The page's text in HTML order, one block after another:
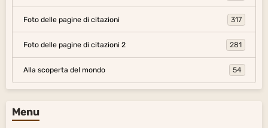
Foto delle pagine di citazioni 317
Foto delle pagine di citazioni 2 281
Alla scoperta del mondo 54
Menu